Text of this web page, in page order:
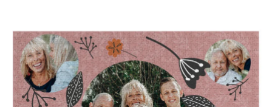
4,7 (basato su +15.000 recensioni)
I nostri regali ispirano. I clienti ci valutano 4,7 su Google
Reviews.